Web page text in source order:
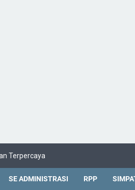
Terpercaya
SE ADMINISTRASI RPP